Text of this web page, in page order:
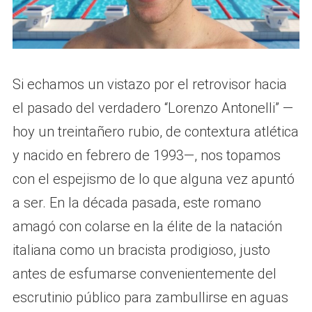
Si echamos un vistazo por el retrovisor hacia
el pasado del verdadero “Lorenzo Antonelli” —
hoy un treintañero rubio, de contextura atlética
y nacido en febrero de 1993—, nos topamos
con el espejismo de lo que alguna vez apuntó
a ser. En la década pasada, este romano
amagó con colarse en la élite de la natación
italiana como un bracista prodigioso, justo
antes de esfumarse convenientemente del
escrutinio público para zambullirse en aguas